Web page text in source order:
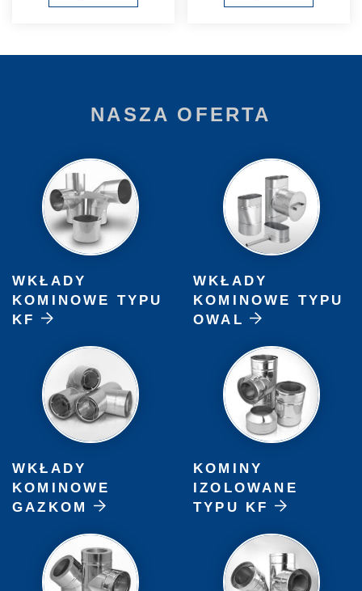
NASZA OFERTA
WKŁADY
KOMINOWE TYPU
KF
WKŁADY
KOMINOWE TYPU
OWAL
WKŁADY
KOMINOWE
GAZKOM
KOMINY
IZOLOWANE
TYPU KF